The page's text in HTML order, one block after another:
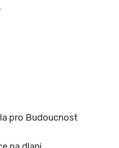
.
pro Budoucnost